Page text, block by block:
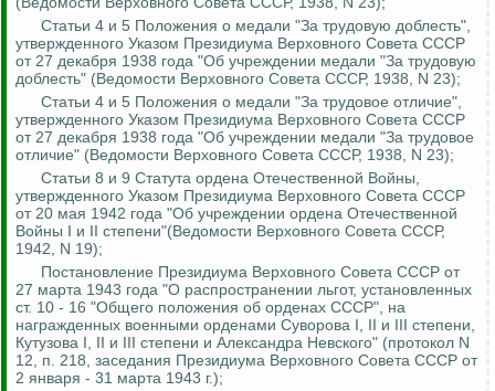
Статьи 4 и 5 Положения о медали "За трудовую доблесть",
утвержденного Указом Президиума Верховного Совета СССР
от 27 декабря 1938 года "Об учреждении медали "За трудовую
доблесть" (Ведомости Верховного Совета СССР, 1938, N 23);
Статьи 4 и 5 Положения о медали "За трудовое отличие",
утвержденного Указом Президиума Верховного Совета СССР
от 27 декабря 1938 года "Об учреждении медали "За трудовое
отличие" (Ведомости Верховного Совета СССР, 1938, N 23);
Статьи 8 и 9 Статута ордена Отечественной Войны,
утвержденного Указом Президиума Верховного Совета СССР
от 20 мая 1942 года "Об учреждении ордена Отечественной
Войны I и II степени"(Ведомости Верховного Совета СССР,
1942, N 19);
Постановление Президиума Верховного Совета СССР от
27 марта 1943 года "О распространении льгот, установленных
ст. 10 - 16 "Общего положения об орденах СССР", на
награжденных военными орденами Суворова I, II и III степени,
Кутузова I, II и III степени и Александра Невского" (протокол N
12, п. 218, заседания Президиума Верховного Совета СССР от
2 января - 31 марта 1943 г.);